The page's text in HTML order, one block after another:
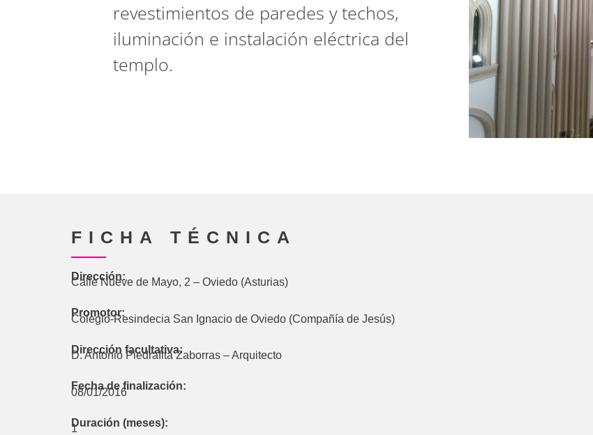
revestimientos de paredes y techos,
iluminación e instalación eléctrica del
templo.
FICHA TÉCNICA
Dirección:
Calle Nueve de Mayo, 2 – Oviedo (Asturias)
Promotor:
Colegio-Resindecia San Ignacio de Oviedo (Compañía de Jesús)
Dirección facultativa:
D. Antonio Piedrafita Zaborras – Arquitecto
Fecha de finalización:
08/01/2016
Duración (meses):
1